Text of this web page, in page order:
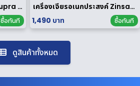
รถเหล็กล้อยาง Toyota Supra 1/64
ซื้อทันที
เครื่องเจียรอเนกประสงค์ Zinsano รุ่น MG135E [ มือสอง ]
1,490 บาท
ซื้อทันที
ดูสินค้าทั้งหมด